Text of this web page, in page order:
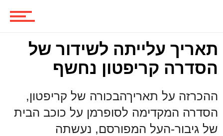
ספרים וקומיקס
תאריך עלייתה לשידור של
הסדרה קריפטון נחשף
ההכרזה על תאריךהבכורה של קריפטון,
הסדרה המקדימה לסופרמן על כוכב הבית
של גיבור-העל המפורסם, נעשתה